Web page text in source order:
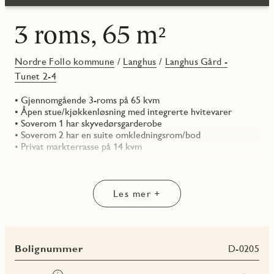
3 roms, 65 m²
Nordre Follo kommune / Langhus / Langhus Gård -
Tunet 2-4
• Gjennomgående 3-roms på 65 kvm
• Åpen stue/kjøkkenløsning med integrerte hvitevarer
• Soverom 1 har skyvedørsgarderobe
• Soverom 2 har en suite omkledningsrom/bod
• Privat markterrasse på 14 kvm
Les mer +
Bolignummer D-0205